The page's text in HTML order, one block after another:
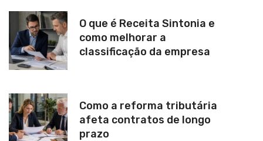
O que é Receita Sintonia e
como melhorar a
classificação da empresa
Como a reforma tributária
afeta contratos de longo
prazo